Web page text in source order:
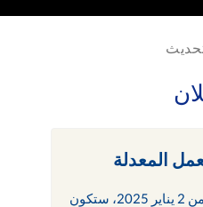
المعدلة
يرجى العلم أنه اعتبارًا من 2 يناير 2025، ستكون